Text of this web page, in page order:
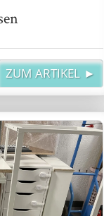
ZUM ARTIKEL ►